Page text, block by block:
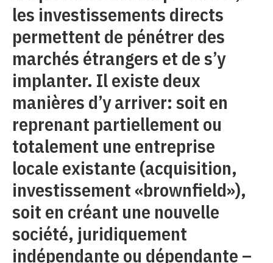
les investissements directs
permettent de pénétrer des
marchés étrangers et de s’y
implanter. Il existe deux
manières d’y arriver: soit en
reprenant partiellement ou
totalement une entreprise
locale existante (acquisition,
investissement «brownfield»),
soit en créant une nouvelle
société, juridiquement
indépendante ou dépendante –